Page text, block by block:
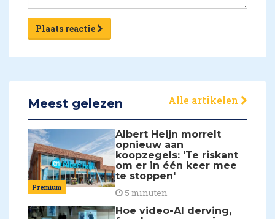
Plaats reactie
Meest gelezen Alle artikelen
Premium
Albert Heijn morrelt
opnieuw aan
koopzegels: 'Te riskant
om er in één keer mee
te stoppen'
5 minuten
Hoe video-AI derving,